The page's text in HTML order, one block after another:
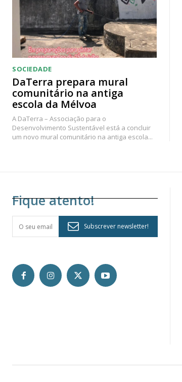
SOCIEDADE
DaTerra prepara mural
comunitário na antiga
escola da Mélvoa
A DaTerra – Associação para o
Desenvolvimento Sustentável está a concluir
um novo mural comunitário na antiga escola...
Fique atento!
Subscrever newsletter!